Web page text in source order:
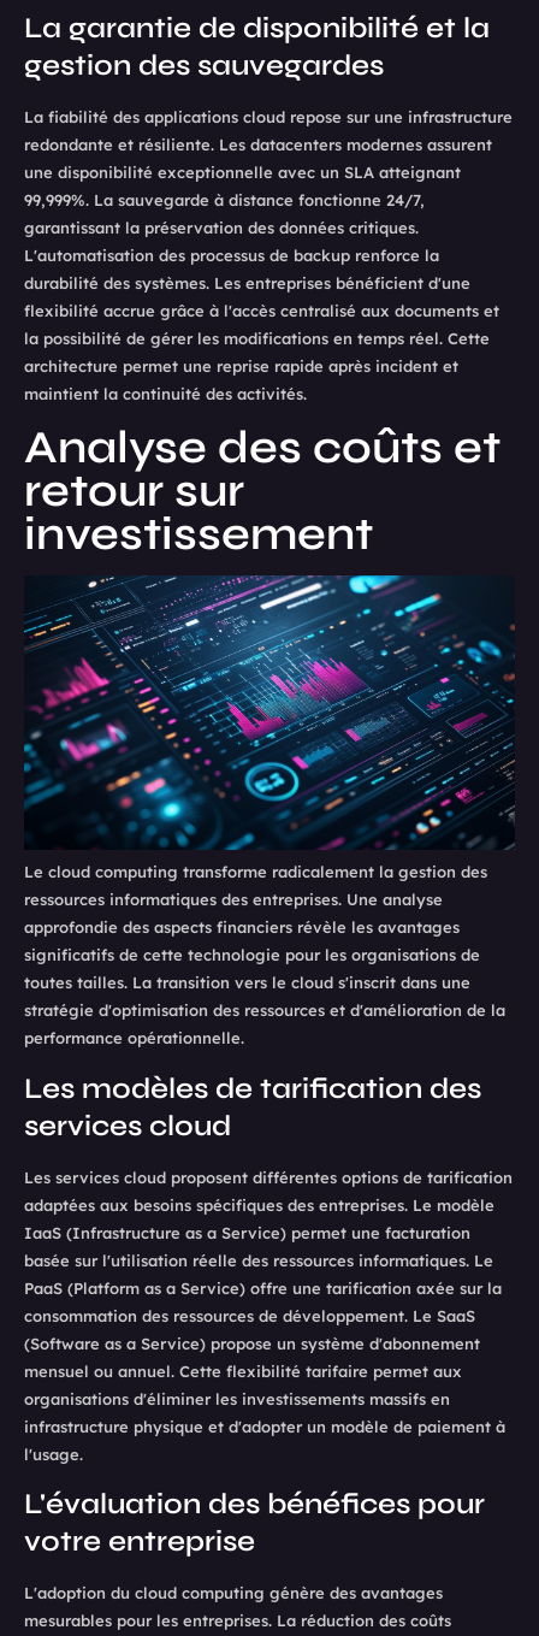
La garantie de disponibilité et la
gestion des sauvegardes
La fiabilité des applications cloud repose sur une infrastructure
redondante et résiliente. Les datacenters modernes assurent
une disponibilité exceptionnelle avec un SLA atteignant
99,999%. La sauvegarde à distance fonctionne 24/7,
garantissant la préservation des données critiques.
L'automatisation des processus de backup renforce la
durabilité des systèmes. Les entreprises bénéficient d'une
flexibilité accrue grâce à l'accès centralisé aux documents et
la possibilité de gérer les modifications en temps réel. Cette
architecture permet une reprise rapide après incident et
maintient la continuité des activités.
Analyse des coûts et
retour sur
investissement
Le cloud computing transforme radicalement la gestion des
ressources informatiques des entreprises. Une analyse
approfondie des aspects financiers révèle les avantages
significatifs de cette technologie pour les organisations de
toutes tailles. La transition vers le cloud s'inscrit dans une
stratégie d'optimisation des ressources et d'amélioration de la
performance opérationnelle.
Les modèles de tarification des
services cloud
Les services cloud proposent différentes options de tarification
adaptées aux besoins spécifiques des entreprises. Le modèle
IaaS (Infrastructure as a Service) permet une facturation
basée sur l'utilisation réelle des ressources informatiques. Le
PaaS (Platform as a Service) offre une tarification axée sur la
consommation des ressources de développement. Le SaaS
(Software as a Service) propose un système d'abonnement
mensuel ou annuel. Cette flexibilité tarifaire permet aux
organisations d'éliminer les investissements massifs en
infrastructure physique et d'adopter un modèle de paiement à
l'usage.
L'évaluation des bénéfices pour
votre entreprise
L'adoption du cloud computing génère des avantages
mesurables pour les entreprises. La réduction des coûts